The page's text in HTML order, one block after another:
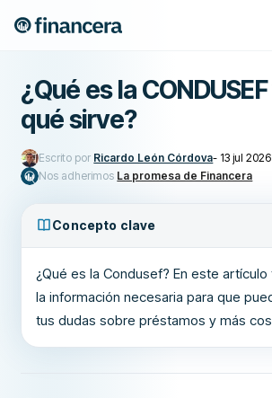
¿Qué es la
qué sirve?
Escrito por Ricardo León Córdova- 13 jul 2026
Nos adherimos La promesa de Financera
Concepto clave
¿Qué es la Condusef? En este
la información necesaria para que
tus dudas sobre préstamos y más